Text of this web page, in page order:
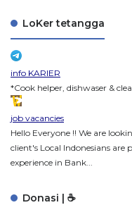
LoKer tetangga
info KARIER
*Cook helper, dishwaser &
job vacancies
Hello Everyone !! We are
client's Local Indonesians are
experience in Bank...
Donasi | ☕